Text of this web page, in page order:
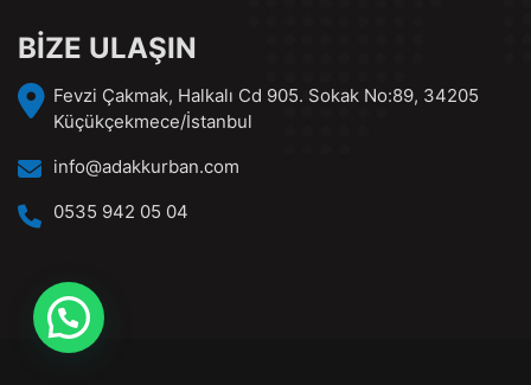
BİZE ULAŞIN
Fevzi Çakmak, Halkalı Cd 905. Sokak No:89, 34205
Küçükçekmece/İstanbul
info@adakkurban.com
0535 942 05 04